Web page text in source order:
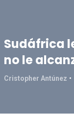
Sudáfrica
no le
Cristopher Antúnez